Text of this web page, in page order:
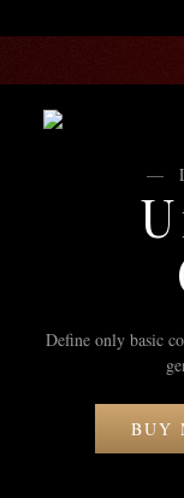
Define only basic
BUY